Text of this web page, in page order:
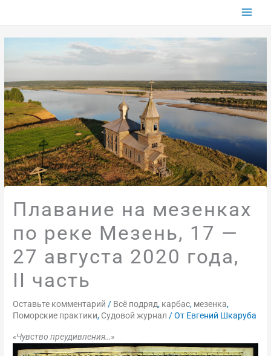
Плавание на мезенках
по реке Мезень, 17 —
27 августа 2020 года,
II часть
Оставьте комментарий / Всё подряд, карбас, мезенка,
Поморские практики, Судовой журнал / От Евгений Шкаруба
«Чувство преудивления…»